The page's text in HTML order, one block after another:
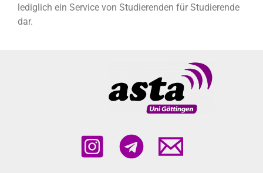
lediglich ein Service von Studierenden für Studierende
dar.